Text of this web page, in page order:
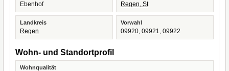
Ebenhof Regen, St
Landkreis
Regen
Vorwahl
09920, 09921, 09922
Wohn- und Standortprofil
Wohnqualität